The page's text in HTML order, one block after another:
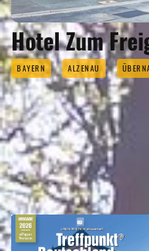
Hotel Zum
BAYERN ALZENAU
IN DIESEN REISEMAGAZINEN
LANDKREIS